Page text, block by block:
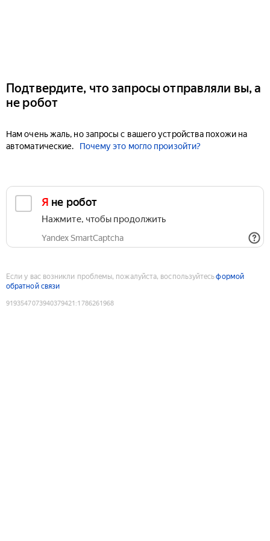
Подтвердите, что запросы отправляли вы, а
не робот
Нам очень жаль, но запросы с вашего устройства похожи на
автоматические.
Почему это могло произойти?
Я не робот
Нажмите, чтобы продолжить
Yandex SmartCaptcha
Если у вас возникли проблемы, пожалуйста, воспользуйтесьформой
обратной связи
9193547073940379421 :1786261968